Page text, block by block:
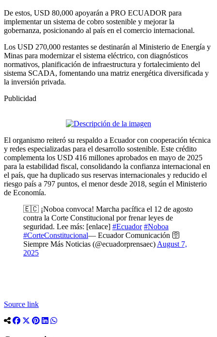
De estos, USD 80,000 apoyarán a PRO ECUADOR para
implementar un sistema de cobro sostenible y mejorar la
gobernanza, posicionando al país en el comercio internacional.
Los USD 270,000 restantes se destinarán al Ministerio de Energía y
Minas para modernizar el sistema eléctrico, con diagnósticos
normativos, planificación de infraestructura y fortalecimiento del
sistema SCADA, fomentando una matriz energética diversificada y
la inversión privada.
Publicidad
El organismo reiteró su respaldo a Ecuador con cooperación técnica
y redes especializadas para el desarrollo sostenible. Este crédito
complementa los USD 416 millones aprobados en mayo de 2025
para la estabilidad fiscal, consolidando la confianza internacional en
el país, que ha duplicado sus reservas internacionales y reducido el
riesgo país a 797 puntos, el menor desde 2018, según el Ministerio
de Economía.
🇪🇨 ¡Noboa convoca! Marcha pacífica el 12 de agosto
contra la Corte Constitucional por frenar leyes de
seguridad. Lee más: [enlace] #Ecuador #Noboa
#CorteConstitucional— Ecuador Comunicación 🛜
Siempre Más Noticias (@ecuadorprensaec) August 7,
2025
Source link